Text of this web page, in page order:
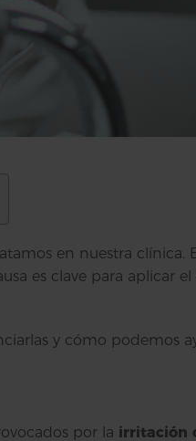
en nuestra clínica.
es clave para aplicar
y cómo podemos
por la irritación